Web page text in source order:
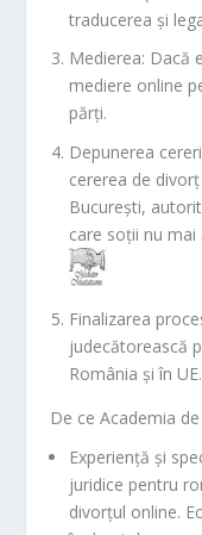
traducerea și
Medierea: Dacă
mediere online
părți.
Depunerea
cererea de
București,
care soții nu mai
Finalizarea
judecătorească
România și în UE.
De ce Academia
Experiență și
juridice pentru
divorțul online.